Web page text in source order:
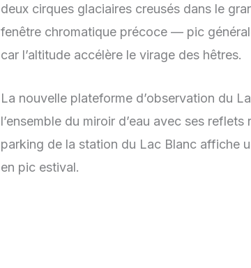
deux cirques glaciaires creusés dans le
fenêtre chromatique précoce — pic
car l’altitude accélère le virage des hêtres.
La nouvelle plateforme d’observation du
l’ensemble du miroir d’eau avec ses
parking de la station du Lac Blanc affiche
en pic estival.